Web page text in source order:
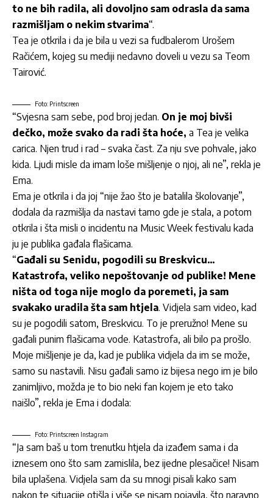
to ne bih radila, ali dovoljno sam odrasla da sama
razmišljam o nekim stvarima“.
Tea je otkrila i da je bila u vezi sa fudbalerom Urošem
Račićem, kojeg su mediji nedavno doveli u vezu sa Teom
Tairović.
Foto: Printscreen
“Svjesna sam sebe, pod broj jedan. On je moj bivši
dečko, može svako da radi šta hoće, a Tea je velika
carica. Njen trud i rad – svaka čast. Za nju sve pohvale, jako
kida. Ljudi misle da imam loše mišljenje o njoj, ali ne”, rekla je
Ema.
Ema je otkrila i da joj “nije žao što je batalila školovanje”,
dodala da razmišlja da nastavi tamo gde je stala, a potom
otkrila i šta misli o incidentu na Music Week festivalu kada
ju je publika gađala flašicama.
“Gađali su Senidu, pogodili su Breskvicu…
Katastrofa, veliko nepoštovanje od publike! Mene
ništa od toga nije moglo da poremeti, ja sam
svakako uradila šta sam htjela. Vidjela sam video, kad
su je pogodili satom, Breskvicu. To je preružno! Mene su
gađali punim flašicama vode. Katastrofa, ali bilo pa prošlo.
Moje mišljenje je da, kad je publika vidjela da im se može,
samo su nastavili. Nisu gađali samo iz bijesa nego im je bilo
zanimljivo, možda je to bio neki fan kojem je eto tako
naišlo”, rekla je Ema i dodala:
Foto: Printscreen Instagram
“Ja sam baš u tom trenutku htjela da izađem sama i da
iznesem ono što sam zamislila, bez ijedne plesačice! Nisam
bila uplašena. Vidjela sam da su mnogi pisali kako sam
nakon te situacije otišla i više se nisam pojavila, što naravno